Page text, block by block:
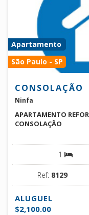
Apartamento
São Paulo - SP
CONSOLAÇÃO
Ninfa
APARTAMENTO
CONSOLAÇÃO
1
Ref: 8129
ALUGUEL
$2,100.00